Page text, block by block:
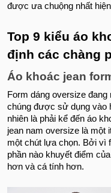
được ưa chuộng nhất
Top 9 kiểu áo
định các chàng
Áo khoác jean
Form dáng oversize
chúng được sử dụng vào
nhiên là phải kể đến áo
jean nam oversize là một
một chút lựa chọn. Bởi vì
phần nào khuyết điểm
hơn và cá tính hơn.